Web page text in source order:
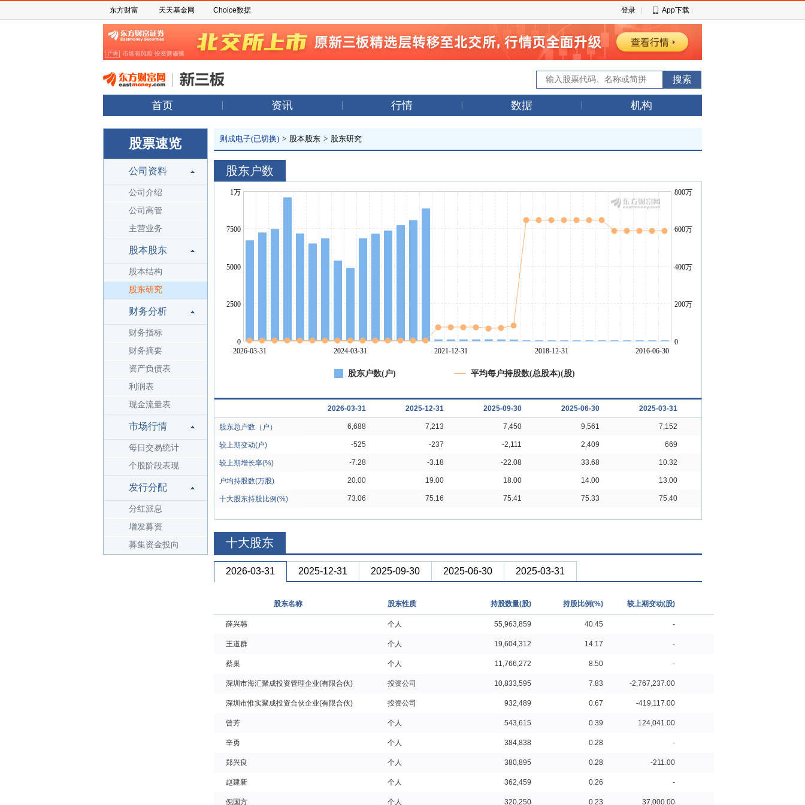
东方财富 天天基金网 Choice数据 登录 App下载
首页 资讯 行情 数据 机构
股票速览
公司资料
公司介绍
公司高管
主营业务
股本股东
股本结构
股东研究
财务分析
财务指标
财务摘要
资产负债表
利润表
现金流量表
市场行情
每日交易统计
个股阶段表现
发行分配
分红派息
增发募资
募集资金投向
则成电子(已切换) > 股本股东 > 股东研究
股东户数
股东户数(户) 平均每户持股数(总股本)(股)
股东总户数（户）
较上期变动(户)
较上期增长率(%)
户均持股数(万股)
十大股东持股比例(%)
2026-03-31
6,688
-525
-7.28
20.00
73.06
2025-12-31
7,213
-237
-3.18
19.00
75.16
2025-09-30
7,450
-2,111
-22.08
18.00
75.41
2025-06-30
9,561
2,409
33.68
14.00
75.33
2025-03-31
7,152
669
10.32
13.00
75.40
十大股东
2026-03-31 2025-12-31 2025-09-30 2025-06-30 2025-03-31
股东名称 股东性质 持股数量(股) 持股比例(%) 较上期变动(股)
薛兴韩 个人 55,963,859 40.45 -
王道群 个人 19,604,312 14.17 -
蔡巢 个人 11,766,272 8.50 -
深圳市海汇聚成投资管理企业(有限合伙) 投资公司 10,833,595 7.83 -2,767,237.00
深圳市惟实聚成投资合伙企业(有限合伙) 投资公司 932,489 0.67 -419,117.00
曾芳 个人 543,615 0.39 124,041.00
辛勇 个人 384,838 0.28 -
郑兴良 个人 380,895 0.28 -211.00
赵建新 个人 362,459 0.26 -
倪国方 个人 320,250 0.23 37,000.00